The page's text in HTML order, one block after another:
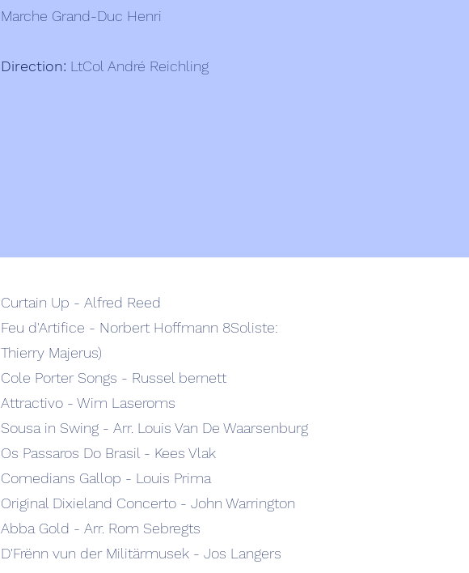
Marche Grand-Duc Henri
Direction: LtCol André Reichling
Curtain Up - Alfred Reed
Feu d'Artifice - Norbert Hoffmann 8Soliste:
Thierry Majerus)
Cole Porter Songs - Russel bernett
Attractivo - Wim Laseroms
Sousa in Swing - Arr. Louis Van De Waarsenburg
Os Passaros Do Brasil - Kees Vlak
Comedians Gallop - Louis Prima
Original Dixieland Concerto - John Warrington
Abba Gold - Arr. Rom Sebregts
D'Frënn vun der Militärmusek - Jos Langers